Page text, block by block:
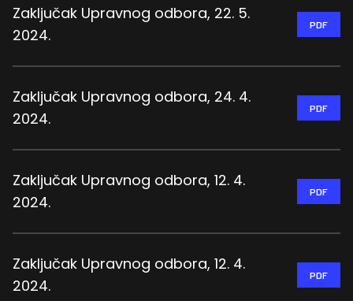
Zaključak Upravnog odbora, 22. 5.
2024.
PDF
Zaključak Upravnog odbora, 24. 4.
2024.
PDF
Zaključak Upravnog odbora, 12. 4.
2024.
PDF
Zaključak Upravnog odbora, 12. 4.
2024.
PDF